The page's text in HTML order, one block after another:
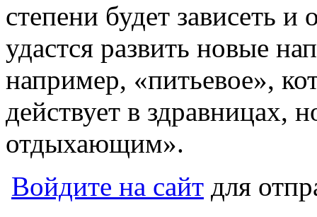
степени будет зависеть и
удастся развить новые
например, «питьевое»,
действует в здравницах,
отдыхающим».
Войдите на сайт для